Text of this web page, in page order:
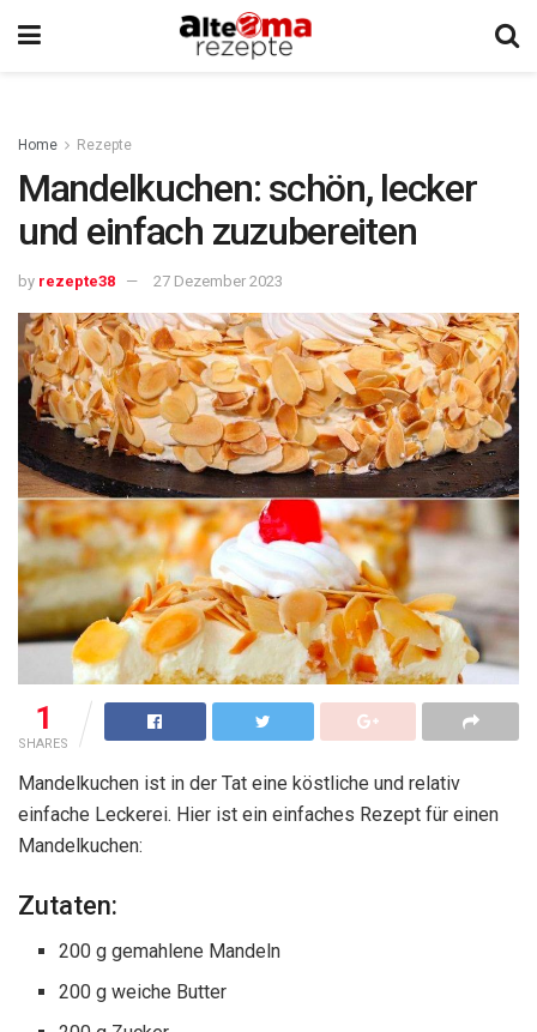
Home Rezepte
Mandelkuchen: schön, lecker
und einfach zuzubereiten
by rezepte38 27 Dezember 2023
1
SHARES
Mandelkuchen ist in der Tat eine köstliche und relativ
einfache Leckerei. Hier ist ein einfaches Rezept für einen
Mandelkuchen:
Zutaten:
200 g gemahlene Mandeln
200 g weiche Butter